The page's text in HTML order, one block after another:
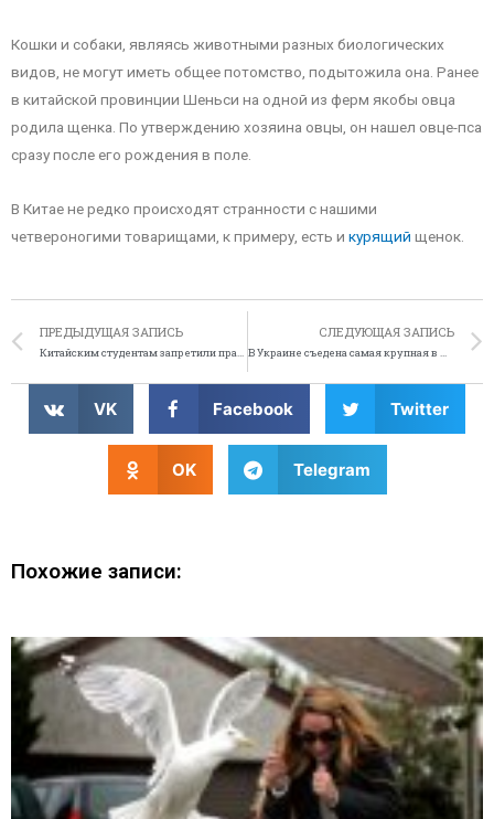
Кошки и собаки, являясь животными разных биологических
видов, не могут иметь общее потомство, подытожила она. Ранее
в китайской провинции Шеньси на одной из ферм якобы овца
родила щенка. По утверждению хозяина овцы, он нашел овце-пса
сразу после его рождения в поле.
В Китае не редко происходят странности с нашими
четвероногими товарищами, к примеру, есть и курящий щенок.
ПРЕДЫДУЩАЯ ЗАПИСЬ
Китайским студентам запретили праздновать Рождество
СЛЕДУЮЩАЯ ЗАПИСЬ
В Украине съедена самая крупная в мире шляпа
VK Facebook Twitter
OK Telegram
Похожие записи: